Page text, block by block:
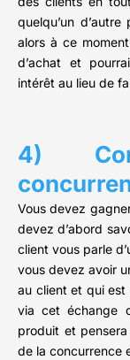
quelqu’un
alors à ce
d’achat et
intérêt au lieu de
4)
Vous devez
devez d’abord
client vous parle
vous devez avoir
au client et qui est
via cet échange
produit et
de la concurrence